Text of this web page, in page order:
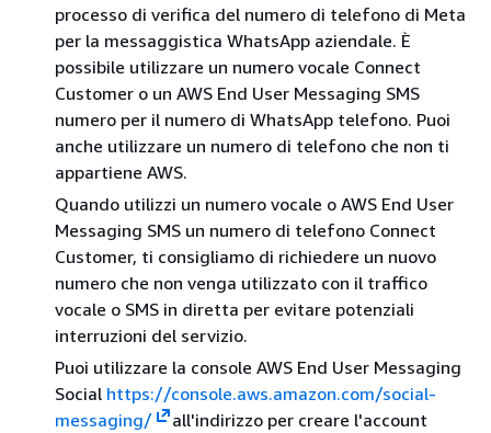
processo di verifica del numero di telefono di Meta
per la messaggistica WhatsApp aziendale. È
possibile utilizzare un numero vocale Connect
Customer o un AWS End User Messaging SMS
numero per il numero di WhatsApp telefono. Puoi
anche utilizzare un numero di telefono che non ti
appartiene AWS.
Quando utilizzi un numero vocale o AWS End User
Messaging SMS un numero di telefono Connect
Customer, ti consigliamo di richiedere un nuovo
numero che non venga utilizzato con il traffico
vocale o SMS in diretta per evitare potenziali
interruzioni del servizio.
Puoi utilizzare la console AWS End User Messaging
Social https://console.aws.amazon.com/social-
messaging/
all'indirizzo per creare l'account